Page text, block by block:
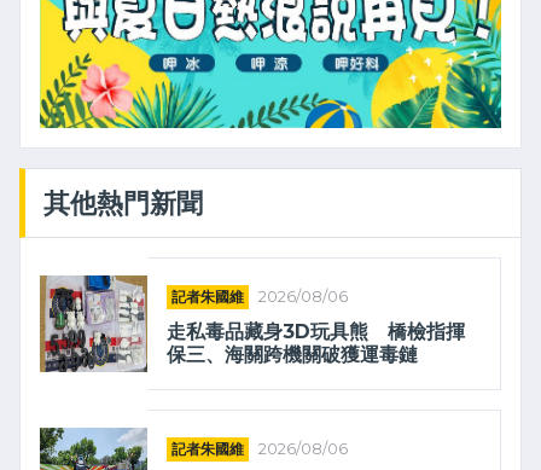
其他熱門新聞
記者朱國維 2026/08/06
走私毒品藏身3D玩具熊 橋檢指揮
保三、海關跨機關破獲運毒鏈
記者朱國維 2026/08/06